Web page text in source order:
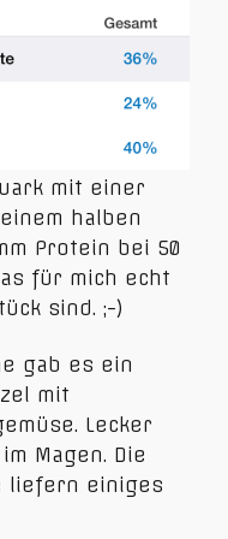
mit einer
halben
Protein bei 50
für mich echt
sind. ;-)
gab es ein
mit
Lecker
Magen. Die
liefern einiges